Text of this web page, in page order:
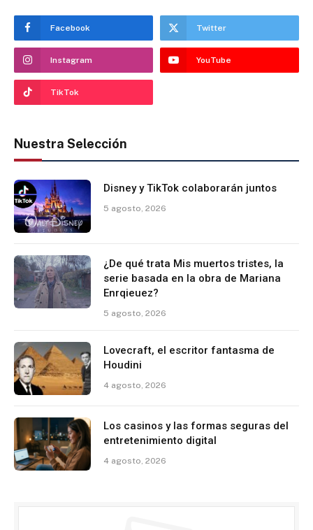
Facebook Twitter
Instagram YouTube
TikTok
Nuestra Selección
Disney y TikTok colaborarán juntos
5 agosto, 2026
¿De qué trata Mis muertos tristes, la
serie basada en la obra de Mariana
Enrqieuez?
5 agosto, 2026
Lovecraft, el escritor fantasma de
Houdini
4 agosto, 2026
Los casinos y las formas seguras del
entretenimiento digital
4 agosto, 2026